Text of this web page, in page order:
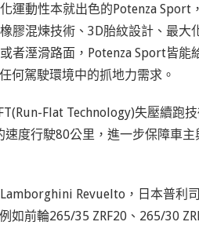
運動性本就出色的Potenza
膠混煉技術、3D胎紋設計、最
者溼滑路面，Potenza Sport皆
何駕駛環境中的抓地力需求。
Flat Technology)失壓續跑
度行駛80公里，進一步保障車
Revuelto，日本普利
如前輪265/35 ZRF20、265/30